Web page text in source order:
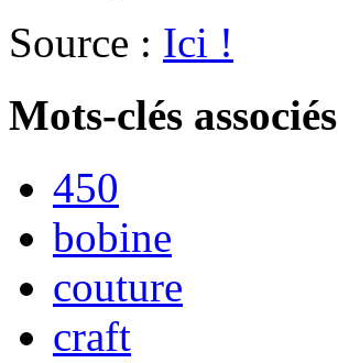
Source : Ici !
Mots-clés associés
450
bobine
couture
craft